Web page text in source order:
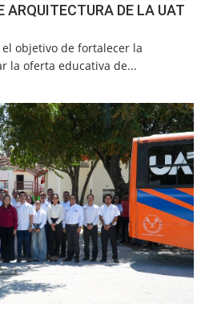
ARQUITECTURA DE LA UAT
objetivo de fortalecer la
la oferta educativa de...